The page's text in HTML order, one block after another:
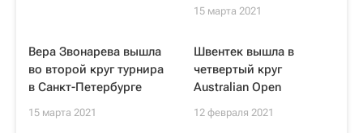
15 марта 2021
Вера Звонарева вышла
во второй круг турнира
в Санкт-Петербурге
15 марта 2021
Швентек вышла в
четвертый круг
Australian Open
12 февраля 2021